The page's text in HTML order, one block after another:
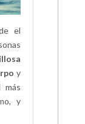
el
y
más
y